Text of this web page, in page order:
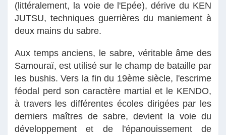
(littéralement, la voie de l'Epée), dérive du KEN
JUTSU, techniques guerrières du maniement à
deux mains du sabre.
Aux temps anciens, le sabre, véritable âme des
Samouraï, est utilisé sur le champ de bataille par
les bushis. Vers la fin du 19ème siècle, l'escrime
féodal perd son caractère martial et le KENDO,
à travers les différentes écoles dirigées par les
derniers maîtres de sabre, devient la voie du
développement et de l'épanouissement de